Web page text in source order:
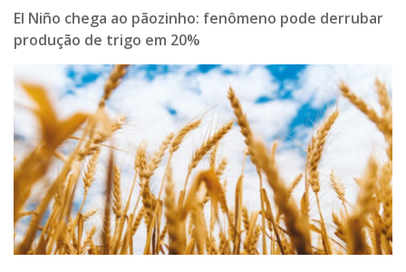
El Niño chega ao pãozinho: fenômeno pode derrubar
produção de trigo em 20%